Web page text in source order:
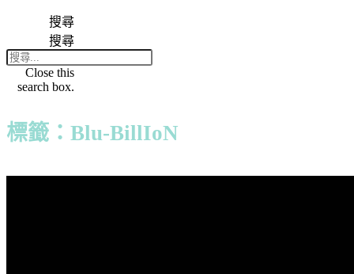
搜尋
搜尋
Close this
search box.
標籤：Blu-BillIoN